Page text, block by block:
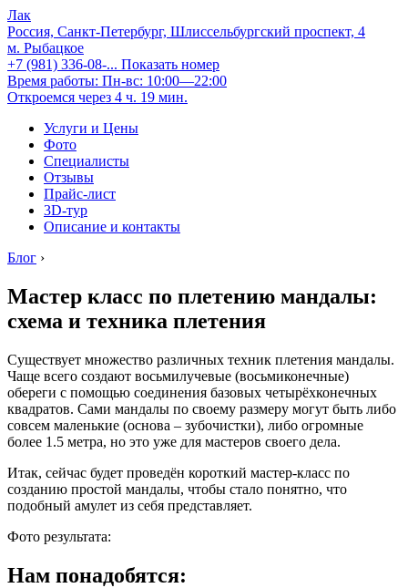
Лак
Россия, Санкт-Петербург, Шлиссельбургский проспект, 4
м. Рыбацкое
+7 (981) 336-08-... Показать номер
Время работы: Пн-вс: 10:00—22:00
Откроемся через 4 ч. 19 мин.
Услуги и Цены
Фото
Специалисты
Отзывы
Прайс-лист
3D-тур
Описание и контакты
Блог ›
Мастер класс по плетению мандалы:
схема и техника плетения
Существует множество различных техник плетения мандалы.
Чаще всего создают восьмилучевые (восьмиконечные)
обереги с помощью соединения базовых четырёхконечных
квадратов. Сами мандалы по своему размеру могут быть либо
совсем маленькие (основа – зубочистки), либо огромные
более 1.5 метра, но это уже для мастеров своего дела.
Итак, сейчас будет проведён короткий мастер-класс по
созданию простой мандалы, чтобы стало понятно, что
подобный амулет из себя представляет.
Фото результата:
Нам понадобятся: